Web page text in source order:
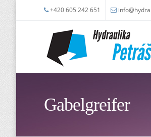
Skip to main content+420 605 242 651
Gabelgreifer